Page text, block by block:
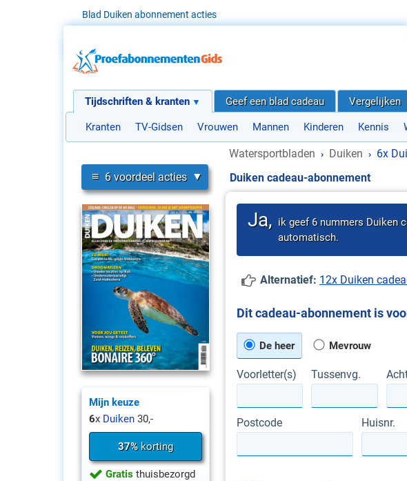
Blad Duiken abonnement acties
Tijdschriften & kranten
Kranten TV-Gidsen Vrouwen Mannen Kinderen Kennis
Geef een blad cadeau Vergelijken
Watersportbladen › Duiken › 6x
≡ 6 voordeel acties
Mijn keuze
6x Duiken 30,-
37%korting
Gratis thuisbezorgd
Duiken cadeau-abonnement
Ja, ik geef 6 nummers Duiken
automatisch.
Alternatief: 12x Duiken
Dit cadeau-abonnement is
De heer Mevrouw
Voorletter(s) Tussenvg.
Postcode Huisnr.